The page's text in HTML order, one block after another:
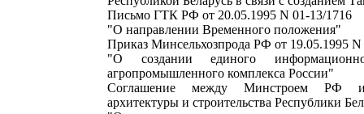
Письмо ГТК РФ от 20.05.1995 N 01-13/1716
"О направлении Временного положения"
Приказ Минсельхозпрода РФ от 19.05.1995 N
"О создании единого
агропромышленного комплекса России"
Соглашение между Минстроем РФ и
архитектуры и строительства Республики